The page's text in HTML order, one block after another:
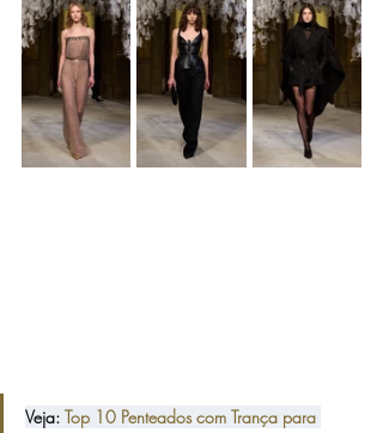
Veja: Top 10 Penteados com Trança para